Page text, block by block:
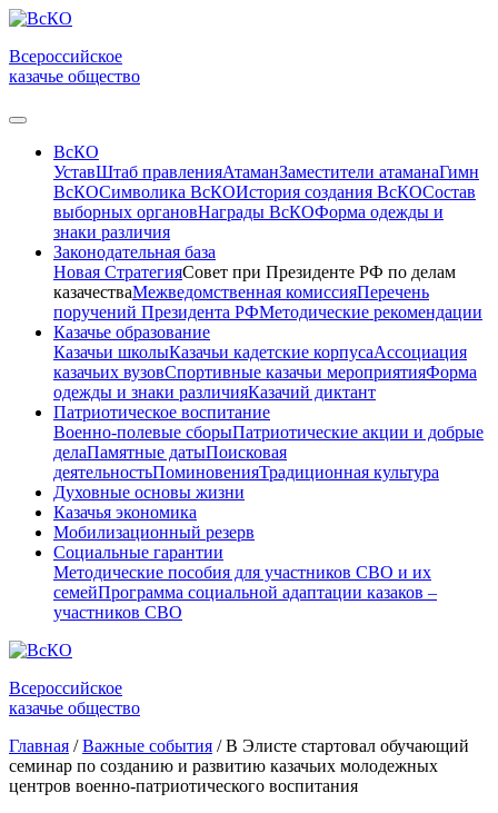
Всероссийское
казачье общество
ВсКО
УставШтаб правленияАтаманЗаместители атаманаГимн
ВсКОСимволика ВсКОИстория создания ВсКОСостав
выборных органовНаграды ВсКОФорма одежды и
знаки различия
Законодательная база
Новая СтратегияСовет при Президенте РФ по делам
казачестваМежведомственная комиссияПеречень
поручений Президента РФМетодические рекомендации
Казачье образование
Казачьи школыКазачьи кадетские корпусаАссоциация
казачьих вузовСпортивные казачьи мероприятияФорма
одежды и знаки различияКазачий диктант
Патриотическое воспитание
Военно-полевые сборыПатриотические акции и добрые
делаПамятные датыПоисковая
деятельностьПоминовенияТрадиционная культура
Духовные основы жизни
Казачья экономика
Мобилизационный резерв
Социальные гарантии
Методические пособия для участников СВО и их
семейПрограмма социальной адаптации казаков –
участников СВО
Всероссийское
казачье общество
Главная / Важные события / В Элисте стартовал обучающий
семинар по созданию и развитию казачьих молодежных
центров военно-патриотического воспитания